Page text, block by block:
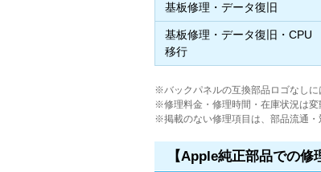
基板修理・データ復旧
基板修理・データ復旧・CPU
移行
※バックパネルの互換部品ロゴなしに
※修理料金・修理時間・在庫状況は変
※掲載のない修理項目は、部品流通・
【Apple純正部品での修